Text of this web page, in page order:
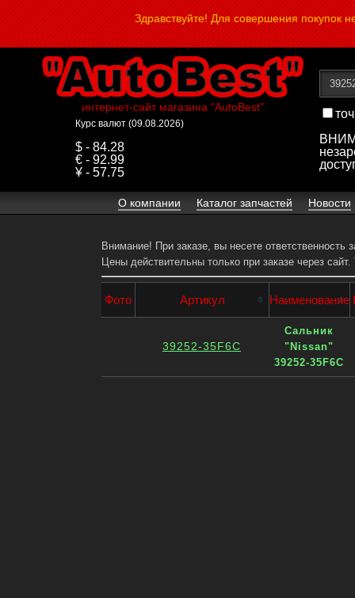
Здравствуйте! Для совершения покупок
интернет-сайт магазина "AutoBest"
Курс валют (09.08.2026)
$ - 84.28
€ - 92.99
¥ - 57.75
О компании Каталог запчастей Новости
Внимание! При заказе, вы несете ответственность
Цены действительны только при заказе через сайт.
Фото Артикул Наименование
39252-35F6C
Сальник
"Nissan"
39252-35F6C